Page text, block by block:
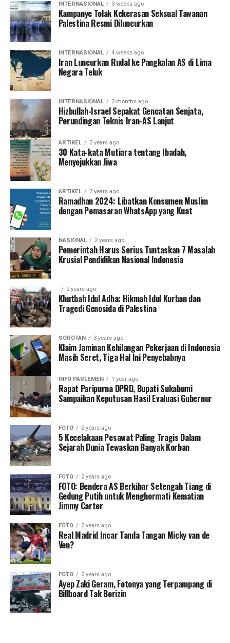
INTERNASIONAL 3 weeks ago
Kampanye Tolak Kekerasan Seksual Tawanan
Palestina Resmi Diluncurkan
INTERNASIONAL 4 weeks ago
Iran Luncurkan Rudal ke Pangkalan AS di Lima
Negara Teluk
INTERNASIONAL 2 months ago
Hizbullah-Israel Sepakat Gencatan Senjata,
Perundingan Teknis Iran-AS Lanjut
ARTIKEL 2 years ago
30 Kata-kata Mutiara tentang Ibadah,
Menyejukkan Jiwa
ARTIKEL 2 years ago
Ramadhan 2024: Libatkan Konsumen Muslim
dengan Pemasaran WhatsApp yang Kuat
NASIONAL 2 years ago
Pemerintah Harus Serius Tuntaskan 7 Masalah
Krusial Pendidikan Nasional Indonesia
2 years ago
Khutbah Idul Adha: Hikmah Idul Kurban dan
Tragedi Genosida di Palestina
SOROTAN 3 years ago
Klaim Jaminan Kehilangan Pekerjaan di Indonesia
Masih Seret, Tiga Hal Ini Penyebabnya
INFO PARLEMEN 1 year ago
Rapat Paripurna DPRD, Bupati Sukabumi
Sampaikan Keputusan Hasil Evaluasi Gubernur
FOTO 2 years ago
5 Kecelakaan Pesawat Paling Tragis Dalam
Sejarah Dunia Tewaskan Banyak Korban
FOTO 2 years ago
FOTO: Bendera AS Berkibar Setengah Tiang di
Gedung Putih untuk Menghormati Kematian
Jimmy Carter
FOTO 2 years ago
Real Madrid Incar Tanda Tangan Micky van de
Ven?
FOTO 2 years ago
Ayep Zaki Geram, Fotonya yang Terpampang di
Billboard Tak Berizin